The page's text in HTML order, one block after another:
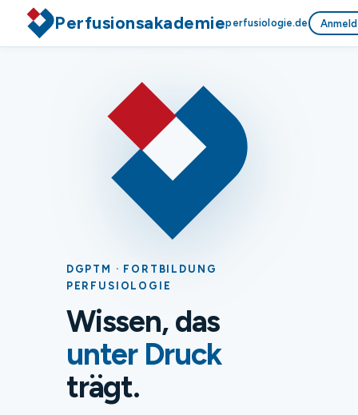
Perfusionsakademieperfusiologie.de
DGPTM · FORTBILDUNG
PERFUSIOLOGIE
Wissen, das
unter Druck
trägt.